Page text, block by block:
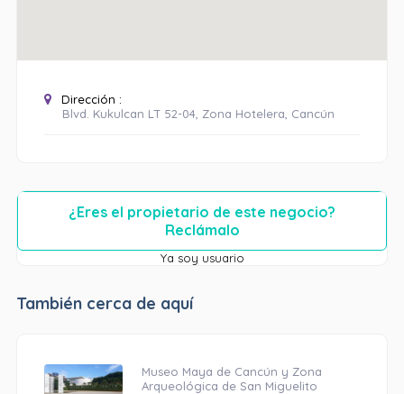
Dirección :
Blvd. Kukulcan LT 52-04, Zona Hotelera, Cancún
¿Eres el propietario de este negocio?
Reclámalo
Ya soy usuario
También cerca de aquí
Museo Maya de Cancún y Zona
Arqueológica de San Miguelito